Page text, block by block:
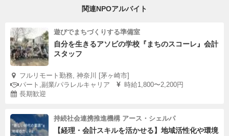
関連NPOアルバイト
遊びでまちづくりする準備室
自分を生きるアソビの学校『まちのスコーレ』会計
スタッフ
フルリモート勤務, 神奈川 [茅ヶ崎市]
パート,副業/パラレルキャリア
時給1,800〜2,200円
長期歓迎
持続社会連携推進機構 アース・シェルパ
【経理・会計スキルを活かせる】地域活性化や環境